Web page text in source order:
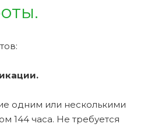
одним или несколькими
144 часа. Не требуется